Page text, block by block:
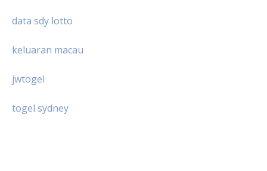
data sdy lotto
keluaran macau
jwtogel
togel sydney